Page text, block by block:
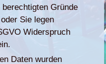
Gründe
Sie legen
Widerspruch
Daten wurden